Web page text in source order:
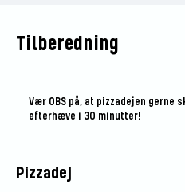
Tilberedning
Vær OBS på, at pizzadejen gerne
efterhæve i 30 minutter!
Pizzadej